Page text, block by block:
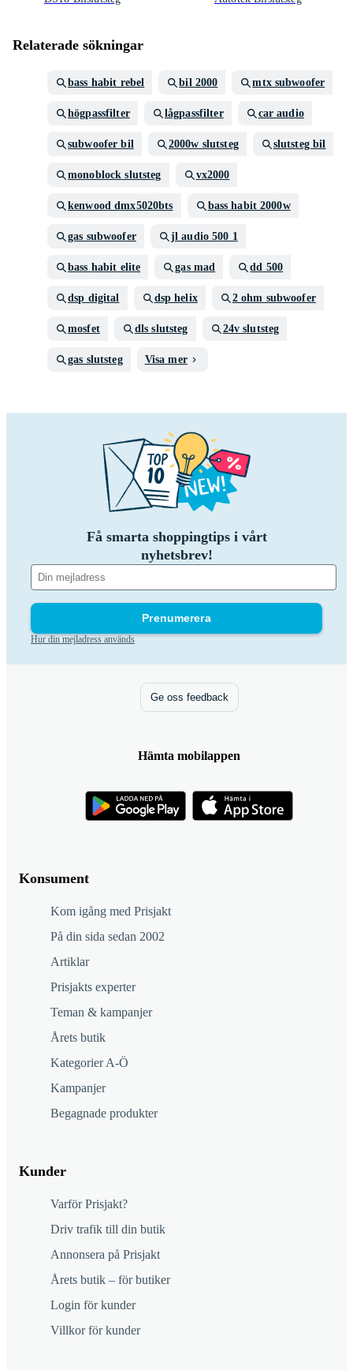
Relaterade sökningar
bass habit rebel bil 2000 mtx subwoofer
högpassfilter lågpassfilter car audio
subwoofer bil 2000w slutsteg slutsteg bil
monoblock slutsteg vx2000
kenwood dmx5020bts bass habit 2000w
gas subwoofer jl audio 500 1
bass habit elite gas mad dd 500
dsp digital dsp helix 2 ohm subwoofer
mosfet dls slutsteg 24v slutsteg
gas slutsteg Visa mer
Få smarta shoppingtips i vårt
nyhetsbrev!
Prenumerera
Hur din mejladress används
Konsument
Kom igång med Prisjakt
På din sida sedan 2002
Artiklar
Prisjakts experter
Teman & kampanjer
Årets butik
Kategorier A-Ö
Kampanjer
Begagnade produkter
Kunder
Varför Prisjakt?
Driv trafik till din butik
Annonsera på Prisjakt
Årets butik – för butiker
Login för kunder
Villkor för kunder
Ge oss feedback
Hämta mobilappen